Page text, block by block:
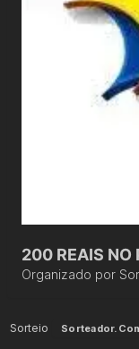
200 REAIS NO
Organizado por
Sorteio